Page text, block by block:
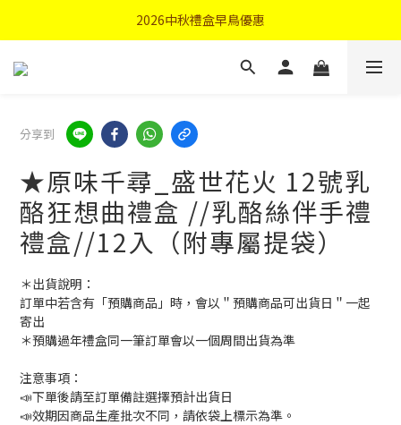
首購優惠輸入"N50"現折50元
2026中秋禮盒早鳥優惠
首購優惠輸入"N50"現折50元
分享到
★原味千尋_盛世花火 12號乳
酪狂想曲禮盒 //乳酪絲伴手禮
禮盒//12入（附專屬提袋）
＊出貨說明：
訂單中若含有「預購商品」時，會以＂預購商品可出貨日＂一起
寄出
＊預購過年禮盒同一筆訂單會以一個周間出貨為準
注意事項：
📣下單後請至訂單備註選擇預計出貨日
📣效期因商品生產批次不同，請依袋上標示為準。